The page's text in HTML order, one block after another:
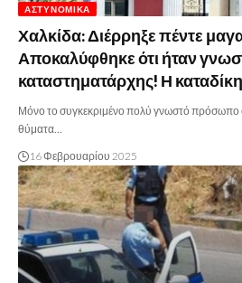
ΑΣΤΥΝΟΜΙΚΆ
Χαλκίδα: Διέρρηξε πέντε
Αποκαλύφθηκε ότι ήταν
καταστηματάρχης! Η καταδίκη
Μόνο το συγκεκριμένο πολύ γνωστό πρόσωπο
θύματα…
16 Φεβρουαρίου 2025